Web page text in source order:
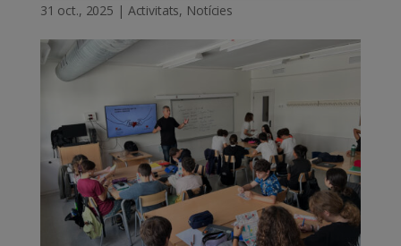
31 oct., 2025 | Activitats, Notícies